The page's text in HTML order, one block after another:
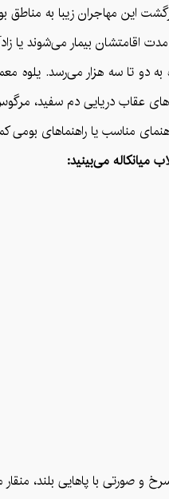
این مهاجران زیبا به مناطق
اقامتشان بیمار می‌شوند یا
عقاب دریایی دم سفید،
مناسب یا راهنماهای بومی
میانکاله می‌بینید:
و صورتی با پاهایی بلند،